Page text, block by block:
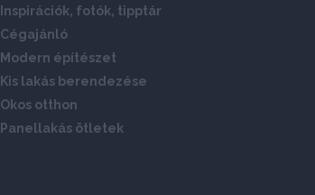
Inspirációk, fotók, tipptár
Cégajánló
Modern építészet
Kis lakás berendezése
Okos otthon
Panellakás ötletek